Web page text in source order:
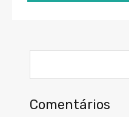
Comentários